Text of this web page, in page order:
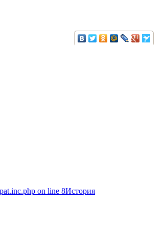
on line 8История